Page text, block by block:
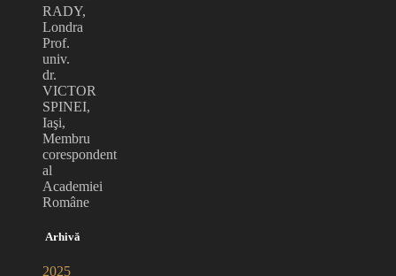
RADY,
Londra
Prof.
univ.
dr.
VICTOR
SPINEI,
Iaşi,
Membru
corespondent
al
Academiei
Române
Arhivă
2025